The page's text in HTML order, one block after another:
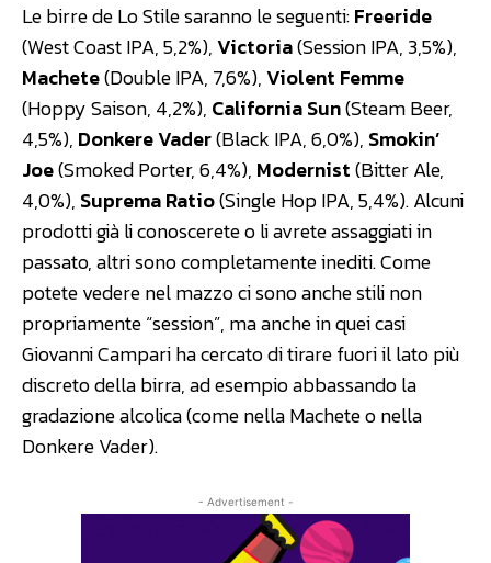
Le birre de Lo Stile saranno le seguenti:Freeride
(West Coast IPA, 5,2%),Victoria(Session IPA, 3,5%),
Machete(Double IPA, 7,6%),Violent Femme
(Hoppy Saison, 4,2%), California Sun(Steam Beer,
4,5%), Donkere Vader(Black IPA, 6,0%), Smokin’
Joe(Smoked Porter, 6,4%), Modernist(Bitter Ale,
4,0%), Suprema Ratio(Single Hop IPA, 5,4%). Alcuni
prodotti già li conoscerete o li avrete assaggiati in
passato, altri sono completamente inediti. Come
potete vedere nel mazzo ci sono anche stili non
propriamente “session”, ma anche in quei casi
Giovanni Campari ha cercato di tirare fuori il lato più
discreto della birra, ad esempio abbassando la
gradazione alcolica (come nella Machete o nella
Donkere Vader).
- Advertisement -